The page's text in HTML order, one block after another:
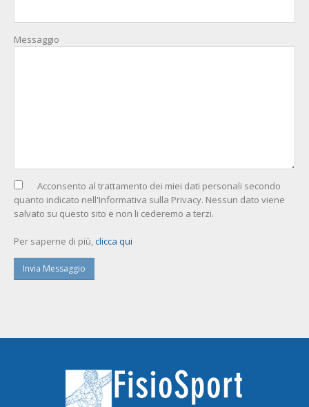
Messaggio
Acconsento al trattamento dei miei dati personali secondo
quanto indicato nell'Informativa sulla Privacy. Nessun dato viene
salvato su questo sito e non li cederemo a terzi.
Per saperne di più,clicca qui